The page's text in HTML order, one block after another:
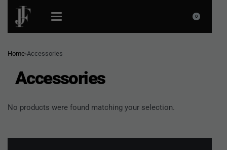
0
Home›Accessories
Accessories
No products were found matching your selection.